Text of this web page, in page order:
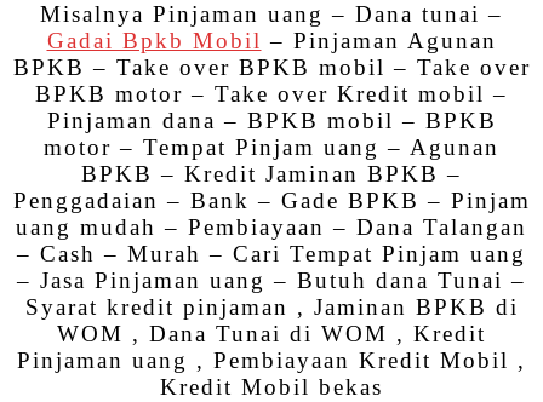
Misalnya Pinjaman uang – Dana tunai –
Gadai Bpkb Mobil – Pinjaman Agunan
BPKB – Take over BPKB mobil – Take over
BPKB motor – Take over Kredit mobil –
Pinjaman dana – BPKB mobil – BPKB
motor – Tempat Pinjam uang – Agunan
BPKB – Kredit Jaminan BPKB –
Penggadaian – Bank – Gade BPKB – Pinjam
uang mudah – Pembiayaan – Dana Talangan
– Cash – Murah – Cari Tempat Pinjam uang
– Jasa Pinjaman uang – Butuh dana Tunai –
Syarat kredit pinjaman , Jaminan BPKB di
WOM , Dana Tunai di WOM , Kredit
Pinjaman uang , Pembiayaan Kredit Mobil ,
Kredit Mobil bekas